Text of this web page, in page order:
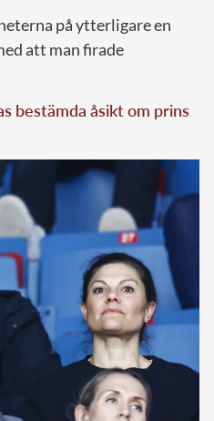
på ytterligare en
att man firade
bestämda åsikt om prins